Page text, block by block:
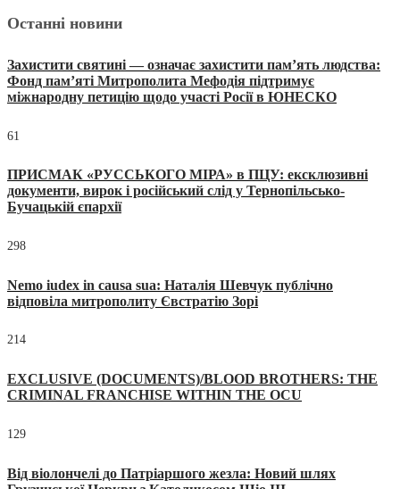
Останні новини
Захистити святині — означає захистити пам’ять людства:
Фонд пам’яті Митрополита Мефодія підтримує
міжнародну петицію щодо участі Росії в ЮНЕСКО
61
ПРИСМАК «РУССЬКОГО МІРА» в ПЦУ: ексклюзивні
документи, вирок і російський слід у Тернопільсько-
Бучацькій єпархії
298
Nemo iudex in causa sua: Наталія Шевчук публічно
відповіла митрополиту Євстратію Зорі
214
EXCLUSIVE (DOCUMENTS)/BLOOD BROTHERS: THE
CRIMINAL FRANCHISE WITHIN THE OCU
129
Від віолончелі до Патріаршого жезла: Новий шлях